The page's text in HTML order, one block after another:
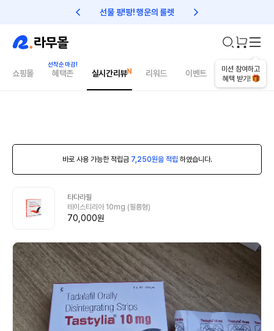
선물 팡!팡! 행운의 룰렛 친구초대 1만원 리워드!
미션 참여하고
혜택 받기!
쇼핑몰 혜택존 실시간리뷰 리워드 이벤트 건강매거진
바로 사용 가능한 적립금 7,250원을 적립 하였습니다.
타다라필
테이스티리아 10mg (필름형)
70,000원